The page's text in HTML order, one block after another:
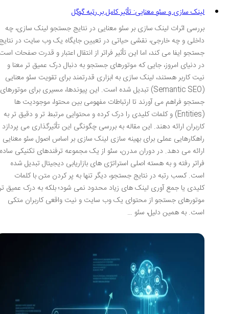
لینک سازی و سئو معنایی: تأثیر کامل بر رتبه گوگل
بررسی اثرات لینک سازی بر سئو معنایی در نتایج جستجو لینک سازی، چه
داخلی و چه خارجی، نقشی حیاتی در تعیین جایگاه یک وب سایت در نتایج
جستجو ایفا می کند، اما این تأثیر فراتر از انتقال اعتبار و قدرت صفحات است.
در دنیای امروز، جایی که موتورهای جستجو به دنبال درک عمیق تر معنا و
نیت کاربر هستند، لینک سازی به ابزاری قدرتمند برای تقویت سئو معنایی
(Semantic SEO) تبدیل شده است. این پیوندها، مسیری برای موتورهای
جستجو فراهم می آورند تا ارتباطات مفهومی بین محتوا، موجودیت ها
(Entities) و کلمات کلیدی را درک کرده و محتوایی مرتبط تر و دقیق تر به
کاربران ارائه دهند. این مقاله به بررسی چگونگی این تأثیرگذاری می پردازد و
راهکارهایی عملی برای بهینه سازی لینک سازی بر اساس اصول سئو معنایی
ارائه می دهد. در دوران مدرن، سئو از یک مجموعه ترفندهای تکنیکی ساده
فراتر رفته و به هسته اصلی استراتژی های بازاریابی دیجیتال تبدیل شده
است. کسب رتبه در نتایج جستجو، دیگر تنها به پر کردن متن با کلمات
کلیدی یا جمع آوری لینک های زیاد محدود نمی شود؛ بلکه به درک عمیق تر
موتورهای جستجو از محتوای یک وب سایت و نیت واقعی کاربران متکی
است. به همین دلیل، سئو …